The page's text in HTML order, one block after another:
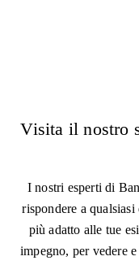
Visita il nostro
I nostri esperti di
rispondere a
più adatto alle tue
impegno, per vedere